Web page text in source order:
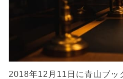
2018年12月11日に青山ブッ